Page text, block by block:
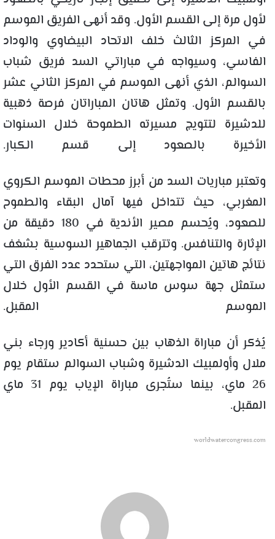
لأول مرة إلى القسم الأول. وقد أنهى الفريق الموسم
في المركز الثالث خلف الاتحاد البيضاوي والوداد
الفاسي، وسيواجه في مباراتي السد فريق شباب
السوالم، الذي أنهى الموسم في المركز الثاني عشر
بالقسم الأول. وتمثل هاتان المباراتان فرصة ذهبية
للدشيرة لتتويج مسيرته الطموحة خلال السنوات
الأخيرة بالصعود إلى قسم الكبار.
وتعتبر مباريات السد من أبرز محطات الموسم الكروي
المغربي، حيث تتداخل فيها آمال البقاء والطموح
للصعود، ويُحسم مصير الأندية في 180 دقيقة من
الإثارة والتنافس. وتترقب الجماهير السوسية بشغف
نتائج هاتين المواجهتين، التي ستحدد عدد الفرق التي
ستمثل جهة سوس ماسة في القسم الأول خلال
الموسم المقبل.
يُذكر أن مباراة الذهاب بين حسنية أكادير ورجاء بني
ملال وأولمبيك الدشيرة وشباب السوالم ستقام يوم
26 ماي، بينما ستُجرى مباراة الإياب يوم 31 ماي
المقبل.
worldwatercongress.com